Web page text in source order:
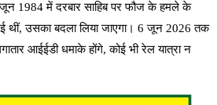
1984 में दरबार साहिब पर फौज के हमले के
गई थीं, उसका बदला लिया जाएगा। 6 जून 2026 तक
आईईडी धमाके होंगे, कोई भी रेल यात्रा न